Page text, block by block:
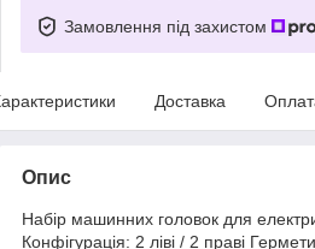
Замовлення під захистом
Доставка
Опис
Набір машинних головок для
Конфігурація: 2 ліві / 2 праві